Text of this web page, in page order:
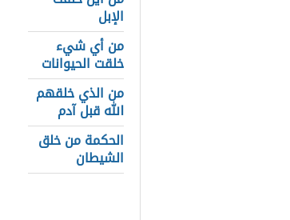
الإبل
من أي شيء
خلقت الحيوانات
من الذي خلقهم
الله قبل آدم
الحكمة من خلق
الشيطان